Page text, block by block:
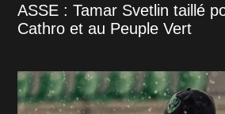
ASSE : Tamar Svetlin taillé
Cathro et au Peuple Vert